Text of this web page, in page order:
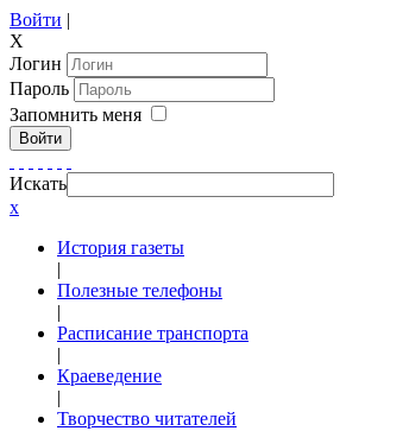
Войти |
X
Логин
Пароль
Запомнить меня
Войти
Искать
x
История газеты
|
Полезные телефоны
|
Расписание транспорта
|
Краеведение
|
Творчество читателей